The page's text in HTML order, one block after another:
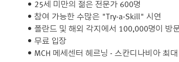
25세 미만의 젊은 전문가 600명
참여 가능한 수많은 "Try-a-Skill" 시연
폴란드 및 해외 각지에서 100,000명이 방
무료 입장
MCH 메세센터 헤르닝 - 스칸디나비아 최